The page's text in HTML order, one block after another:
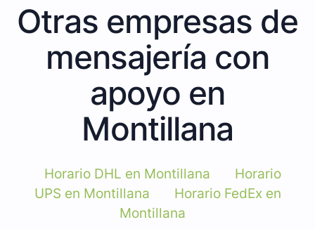
Otras empresas de
mensajería con
apoyo en
Montillana
Horario DHL en Montillana
Horario
UPS en Montillana
Horario FedEx en
Montillana